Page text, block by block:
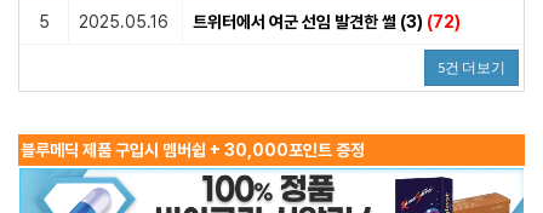
5 2025.05.16 트위터에서 여군 선임 발견한 썰 (3) (72)
5건 더보기
블루메딕 제품 구입시 멤버쉽 + 30,000포인트 증정